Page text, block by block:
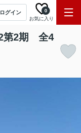
ログイン
お気に入り
0
第2期 全4